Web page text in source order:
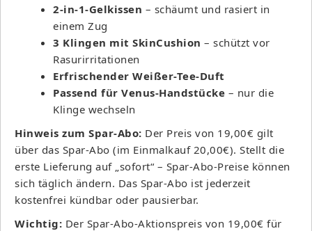
2-in-1-Gelkissen – schäumt und rasiert in
einem Zug
3 Klingen mit SkinCushion – schützt vor
Rasurirritationen
Erfrischender Weißer-Tee-Duft
Passend für Venus-Handstücke – nur die
Klinge wechseln
Hinweis zum Spar-Abo: Der Preis von 19,00€ gilt
über das Spar-Abo (im Einmalkauf 20,00€). Stellt die
erste Lieferung auf „sofort“ – Spar-Abo-Preise können
sich täglich ändern. Das Spar-Abo ist jederzeit
kostenfrei kündbar oder pausierbar.
Wichtig: Der Spar-Abo-Aktionspreis von 19,00€ für